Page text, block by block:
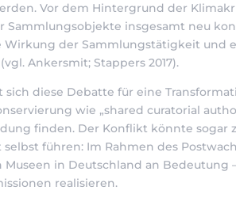
Vor dem Hintergrund der
Sammlungsobjekte insgesamt neu
Wirkung der Sammlungstätigkeit und
Ankersmit; Stappers 2017).
sich diese Debatte für eine
wie „shared curatorial
finden. Der Konflikt könnte sogar
führen: Im Rahmen des
Museen in Deutschland an Bedeutung
realisieren.